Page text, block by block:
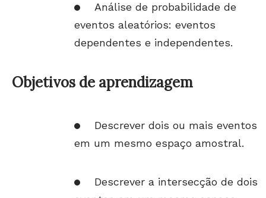
Análise de probabilidade de
eventos aleatórios: eventos
dependentes e independentes.
Objetivos de aprendizagem
Descrever dois ou mais eventos
em um mesmo espaço amostral.
Descrever a intersecção de dois